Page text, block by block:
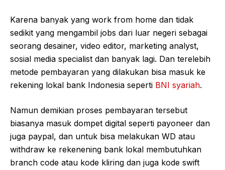
Karena banyak yang work from home dan tidak
sedikit yang mengambil jobs dari luar negeri sebagai
seorang desainer, video editor, marketing analyst,
sosial media specialist dan banyak lagi. Dan terelebih
metode pembayaran yang dilakukan bisa masuk ke
rekening lokal bank Indonesia seperti BNI syariah.
Namun demikian proses pembayaran tersebut
biasanya masuk dompet digital seperti payoneer dan
juga paypal, dan untuk bisa melakukan WD atau
withdraw ke rekenening bank lokal membutuhkan
branch code atau kode kliring dan juga kode swift